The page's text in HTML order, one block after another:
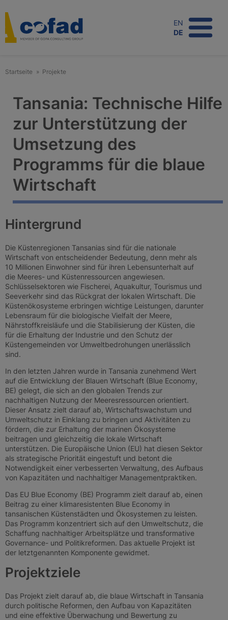
zum
Inhalt
EN
DE
Startseite Projekte
Tansania: Technische Hilfe
zur Unterstützung der
Umsetzung des
Programms für die blaue
Wirtschaft
Hintergrund
Die Küstenregionen Tansanias sind für die nationale
Wirtschaft von entscheidender Bedeutung, denn mehr als
10 Millionen Einwohner sind für ihren Lebensunterhalt auf
die Meeres- und Küstenressourcen angewiesen.
Schlüsselsektoren wie Fischerei, Aquakultur, Tourismus und
Seeverkehr sind das Rückgrat der lokalen Wirtschaft. Die
Küstenökosysteme erbringen wichtige Leistungen, darunter
Lebensraum für die biologische Vielfalt der Meere,
Nährstoffkreisläufe und die Stabilisierung der Küsten, die
für die Erhaltung der Industrie und den Schutz der
Küstengemeinden vor Umweltbedrohungen unerlässlich
sind.
In den letzten Jahren wurde in Tansania zunehmend Wert
auf die Entwicklung der Blauen Wirtschaft (Blue Economy,
BE) gelegt, die sich an den globalen Trends zur
nachhaltigen Nutzung der Meeresressourcen orientiert.
Dieser Ansatz zielt darauf ab, Wirtschaftswachstum und
Umweltschutz in Einklang zu bringen und Aktivitäten zu
fördern, die zur Erhaltung der marinen Ökosysteme
beitragen und gleichzeitig die lokale Wirtschaft
unterstützen. Die Europäische Union (EU) hat diesen Sektor
als strategische Priorität eingestuft und betont die
Notwendigkeit einer verbesserten Verwaltung, des Aufbaus
von Kapazitäten und nachhaltiger Managementpraktiken.
Das EU Blue Economy (BE) Programm zielt darauf ab, einen
Beitrag zu einer klimaresistenten Blue Economy in
tansanischen Küstenstädten und Ökosystemen zu leisten.
Das Programm konzentriert sich auf den Umweltschutz, die
Schaffung nachhaltiger Arbeitsplätze und transformative
Governance- und Politikreformen. Das aktuelle Projekt ist
der letztgenannten Komponente gewidmet.
Projektziele
Das Projekt zielt darauf ab, die blaue Wirtschaft in Tansania
durch politische Reformen, den Aufbau von Kapazitäten
und eine effektive Überwachung und Bewertung zu